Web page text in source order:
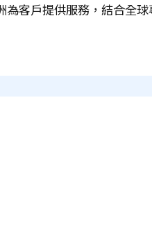
客戶提供服務，結合全球